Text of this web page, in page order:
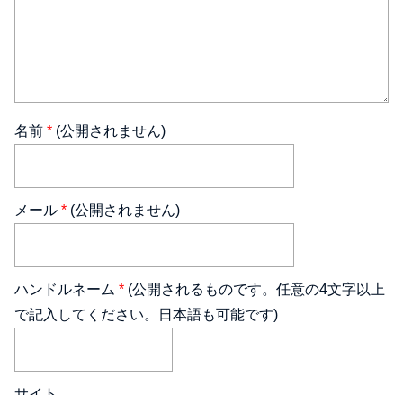
名前 * (公開されません)
メール * (公開されません)
ハンドルネーム * (公開されるものです。任意の4文字以上
で記入してください。日本語も可能です)